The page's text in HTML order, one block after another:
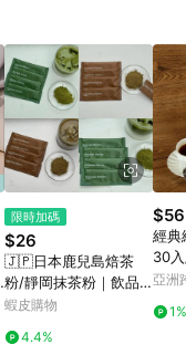
限時加碼
$26
🇯🇵日本鹿兒島焙茶
粉/靜岡抹茶粉｜飲品
專用規格 無糖茶粉 隨
焙茶 即沖粉 無添加
蝦皮購物
4.4%
經典
30
亞洲
1%